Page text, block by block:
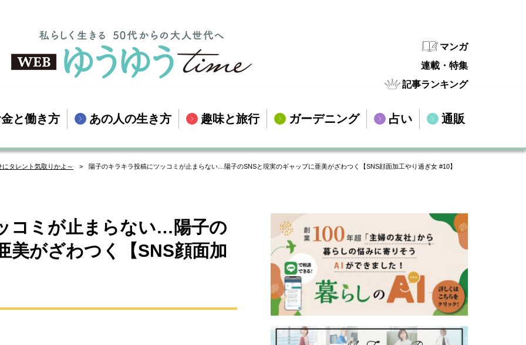
マンガ
連載・特集
記事ランキング
と働き方 あの人の生き方 趣味と旅行 ガーデニング 占い 通販
タレント気取りかよ～ 陽子のキラキラ投稿にツッコミが止まらない…陽子のSNSと現実のギャップに亜美がざわつく【SNS顔面加工やり過ぎ女 #10】
コミが止まらない…陽子の
美がざわつく【SNS顔面加